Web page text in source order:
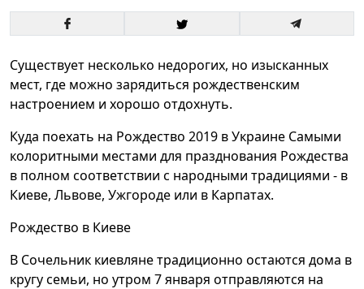
Существует несколько недорогих, но изысканных
мест, где можно зарядиться рождественским
настроением и хорошо отдохнуть.
Куда поехать на Рождество 2019 в Украине Самыми
колоритными местами для празднования Рождества
в полном соответствии с народными традициями - в
Киеве, Львове, Ужгороде или в Карпатах.
Рождество в Киеве
В Сочельник киевляне традиционно остаются дома в
кругу семьи, но утром 7 января отправляются на